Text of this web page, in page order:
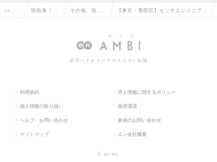
ハイ 技術系（電 その他、技術
子・半導体）
【東京・墨田区】センサエンジニア
で世界の水インフラを変える企業の求
若手ハイキャリアのスカウト転職
利用規約 求人情報に関するポリシー
個人情報の取り扱い 推奨環境
ヘルプ・お問い合わせ 参画のお問い合わせ
サイトマップ エン会社概要
© en Inc.